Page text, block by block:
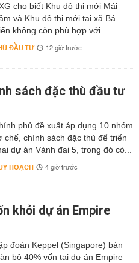
cho biết Khu đô thị mới Mái
và Khu đô thị mới tại xã Bá
không còn phù hợp với...
ĐẦU TƯ 12 giờ trước
sách đặc thù đầu tư
phủ đề xuất áp dụng 10 nhóm
chế, chính sách đặc thù để triển
dự án Vành đai 5, trong đó có...
HOẠCH 4 giờ trước
khỏi dự án Empire
đoàn Keppel (Singapore) bán
bộ 40% vốn tại dự án Empire